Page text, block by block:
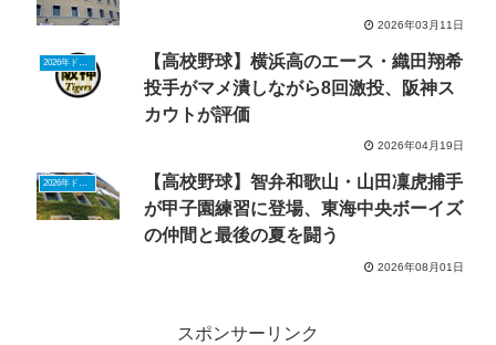
2026年03月11日
【高校野球】横浜高のエース・織田翔希
投手がマメ潰しながら8回激投、阪神ス
カウトが評価
2026年04月19日
2026年ドラフトニュース
【高校野球】智弁和歌山・山田凜虎捕手
が甲子園練習に登場、東海中央ボーイズ
の仲間と最後の夏を闘う
2026年08月01日
スポンサーリンク